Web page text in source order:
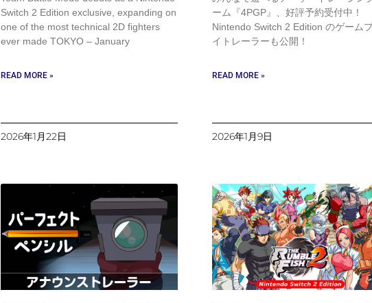
Switch 2 Edition exclusive, expanding on
one of the most technical 2D fighters
ever made TOKYO – January
READ MORE »
2026年1月22日
ーム『4PGP』、好評予約受付中！
Nintendo Switch 2 Edition のゲーム
イトレーラーも公開！
READ MORE »
2026年1月9日